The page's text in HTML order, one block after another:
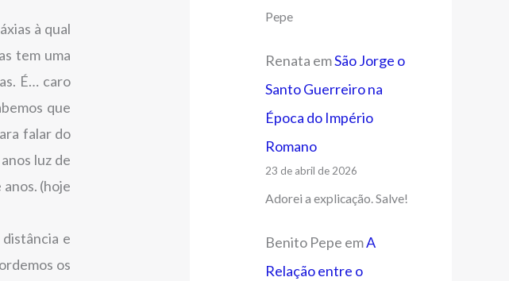
à qual
tem uma
É… caro
que
falar do
luz de
(hoje
e
os
Pepe
Renata emSão Jorge o
Santo Guerreiro na
Época do Império
Romano
23 de abril de 2026
Adorei a explicação. Salve!
Benito Pepe emA
Relação entre o